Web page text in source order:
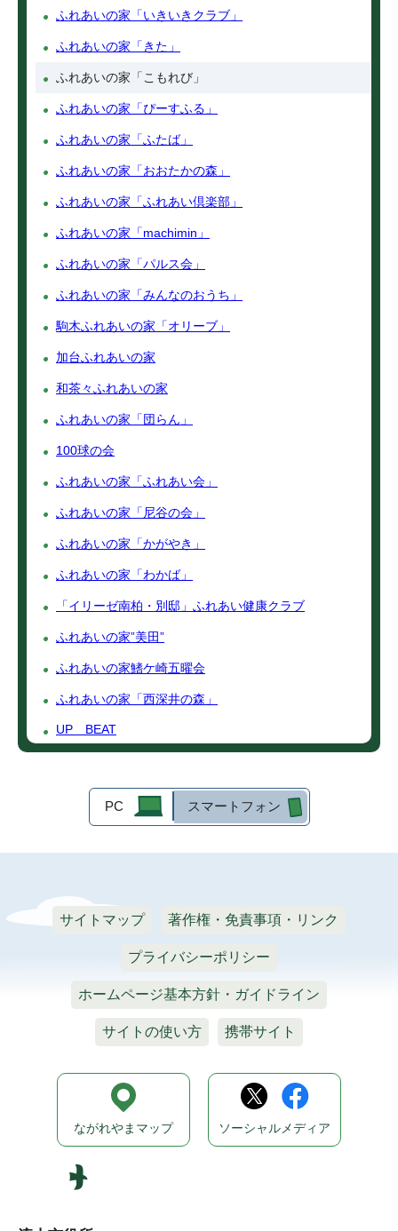
ふれあいの家「いきいきクラブ」
ふれあいの家「きた」
ふれあいの家「こもれび」
ふれあいの家「ぴーすふる」
ふれあいの家「ふたば」
ふれあいの家「おおたかの森」
ふれあいの家「ふれあい倶楽部」
ふれあいの家「machimin」
ふれあいの家「パルス会」
ふれあいの家「みんなのおうち」
駒木ふれあいの家「オリーブ」
加台ふれあいの家
和茶々ふれあいの家
ふれあいの家「団らん」
100球の会
ふれあいの家「ふれあい会」
ふれあいの家「尼谷の会」
ふれあいの家「かがやき」
ふれあいの家「わかば」
「イリーゼ南柏・別邸」ふれあい健康クラブ
ふれあいの家”美田”
ふれあいの家鰭ケ崎五曜会
ふれあいの家「西深井の森」
UP BEAT
PC スマートフォン
サイトマップ 著作権・免責事項・リンク
プライバシーポリシー
ホームページ基本方針・ガイドライン
サイトの使い方 携帯サイト
ながれやまマップ ソーシャルメディア